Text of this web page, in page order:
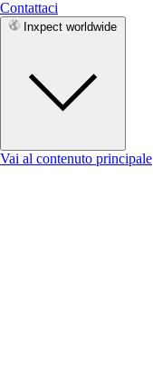
Contattaci
Inxpect worldwide
Vai al contenuto principale